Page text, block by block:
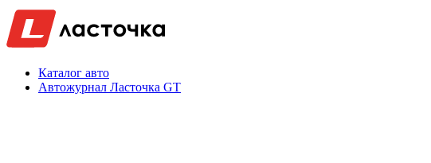
Каталог авто
Автожурнал Ласточка GT